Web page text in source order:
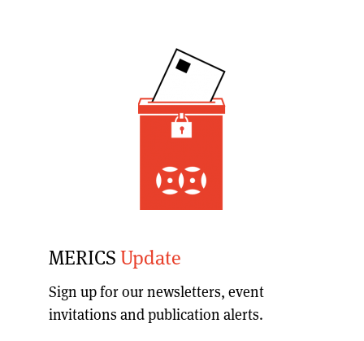
MERICSUpdate
Sign up for ournewsletters, event
invitations and publication alerts.